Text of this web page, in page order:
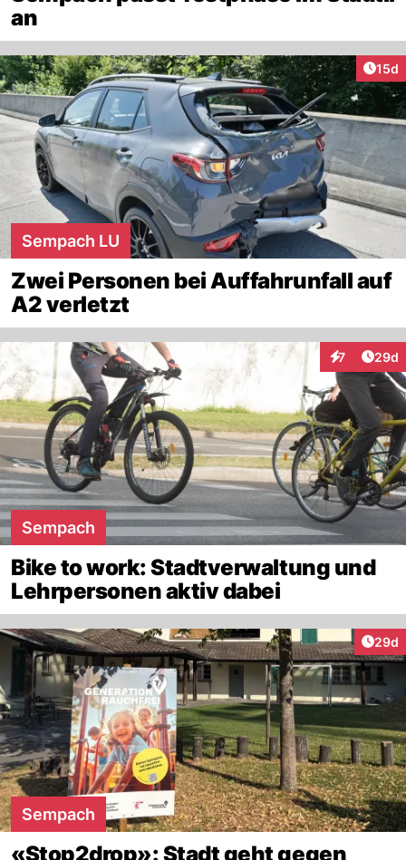
an
15d
Sempach LU
Zwei Personen bei Auffahrunfall auf
A2 verletzt
7
Interaktionen
29d
Sempach
Bike to work: Stadtverwaltung und
Lehrpersonen aktiv dabei
29d
Sempach
«Stop2drop»: Stadt geht gegen